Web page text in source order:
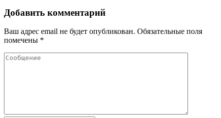
Добавить комментарий
Ваш адрес email не будет опубликован. Обязательные поля
помечены *